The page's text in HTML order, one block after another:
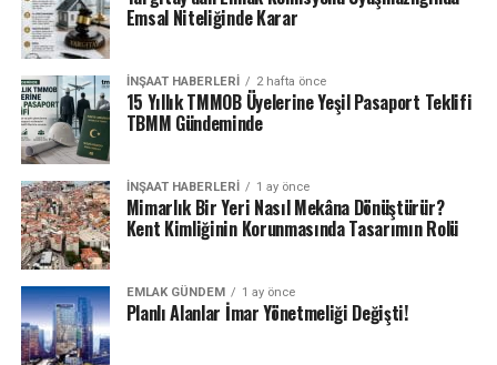
ÖNCEKI
Işıklar Şirketleri, ilk inşaat yatırımını Bartın, Türkiye ve
Sofya, Bulgaristan bölgelerine yönlendirmeye
hazırlanıyor.
Emsal Niteliğinde Karar
İNŞAAT HABERLERI 2 hafta önce
15 Yıllık TMMOB Üyelerine Yeşil Pasaport Teklifi
TBMM Gündeminde
İNŞAAT HABERLERI 1 ay önce
Mimarlık Bir Yeri Nasıl Mekâna Dönüştürür?
Kent Kimliğinin Korunmasında Tasarımın Rolü
EMLAK GÜNDEM 1 ay önce
Planlı Alanlar İmar Yönetmeliği Değişti!